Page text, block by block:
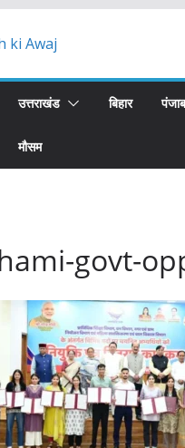
उत्तराखंड बिहार पंजाब
मौसम
govt-